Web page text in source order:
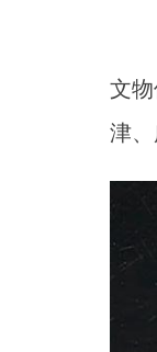
为
文
津